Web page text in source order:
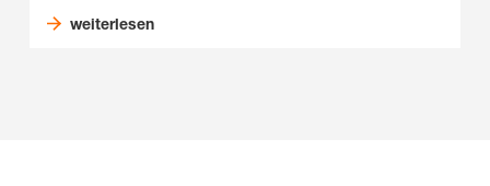
weiterlesen